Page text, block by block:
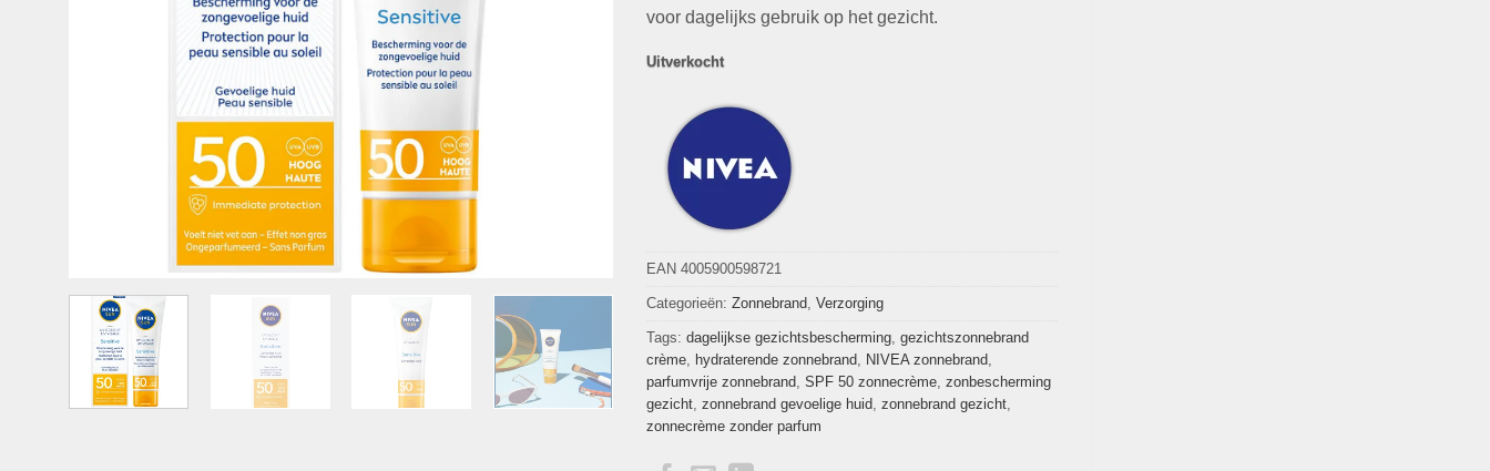
voor dagelijks gebruik op het gezicht.
Uitverkocht
EAN 4005900598721
Categorieën: Zonnebrand, Verzorging
Tags: dagelijkse gezichtsbescherming, gezichtszonnebrand
crème, hydraterende zonnebrand, NIVEA zonnebrand,
parfumvrije zonnebrand, SPF 50 zonnecrème, zonbescherming
gezicht, zonnebrand gevoelige huid, zonnebrand gezicht,
zonnecrème zonder parfum